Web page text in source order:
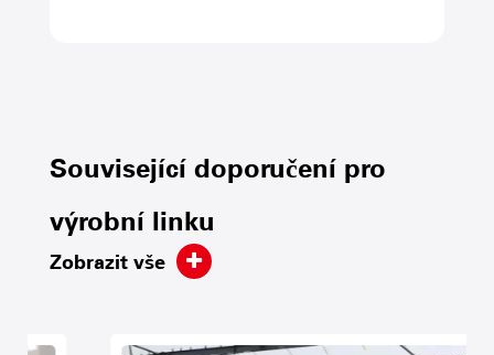
Celková hmotnost
Související doporučení pro
výrobní linku
Zobrazit vše